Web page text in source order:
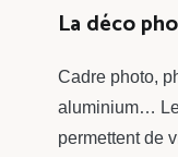
La déco
Cadre photo,
aluminium…
permettent de